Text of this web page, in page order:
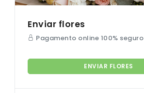
Enviar flores
Pagamento online 100% seguro
ENVIAR FLORES